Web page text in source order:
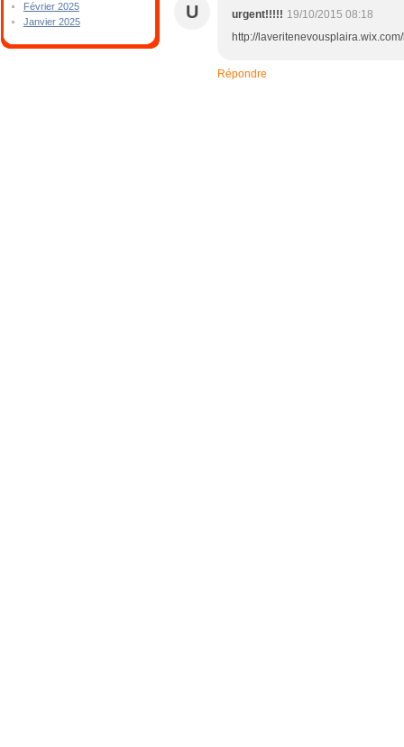
Février 2025
Janvier 2025
U urgent!!!!! 19/10/2015 08:18
http://
Répondre